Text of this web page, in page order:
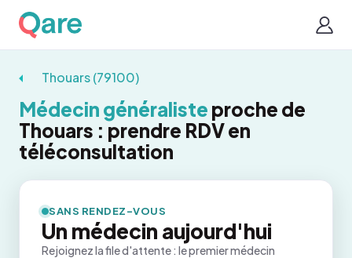
Thouars (79100)
Médecin généraliste proche de
Thouars : prendre RDV en
téléconsultation
SANS RENDEZ-VOUS
Un médecin aujourd'hui
Rejoignez la file d'attente : le premier médecin